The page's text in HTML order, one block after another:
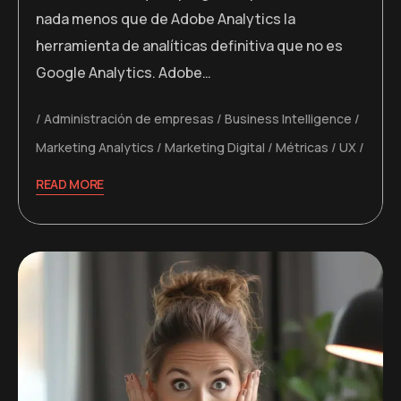
nada menos que de Adobe Analytics la
herramienta de analíticas definitiva que no es
Google Analytics. Adobe…
Administración de empresas
Business Intelligence
Marketing Analytics
Marketing Digital Métricas UX
READ MORE